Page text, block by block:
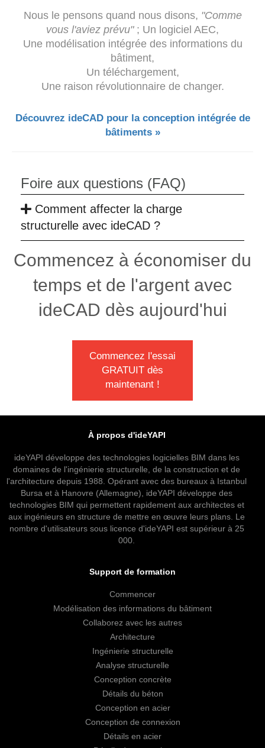
Nous le pensons quand nous disons, "Comme
vous l'aviez prévu"; Un logiciel AEC,
Une modélisation intégrée des informations du
bâtiment,
Un téléchargement,
Une raison révolutionnaire de changer.
Découvrez ideCAD pour la conception intégrée de
bâtiments »
Foire aux questions (FAQ)
Comment affecter la charge
structurelle avec ideCAD ?
Commencez à économiser du
temps et de l'argent avec
ideCAD dès aujourd'hui
Commencez l'essai
GRATUIT dès
maintenant !
À propos d'ideYAPI
ideYAPI développe des technologies logicielles BIM dans les
domaines de l'ingénierie structurelle, de la construction et de
l'architecture depuis 1988. Opérant avec des bureaux à Istanbul
Bursa et à Hanovre (Allemagne), ideYAPI développe des
technologies BIM qui permettent rapidement aux architectes et
aux ingénieurs en structure de mettre en œuvre leurs plans. Le
nombre d'utilisateurs sous licence d'ideYAPI est supérieur à 25
000.
Support de formation
Commencer
Modélisation des informations du bâtiment
Collaborez avec les autres
Architecture
Ingénierie structurelle
Analyse structurelle
Conception concrète
Détails du béton
Conception en acier
Conception de connexion
Détails en acier